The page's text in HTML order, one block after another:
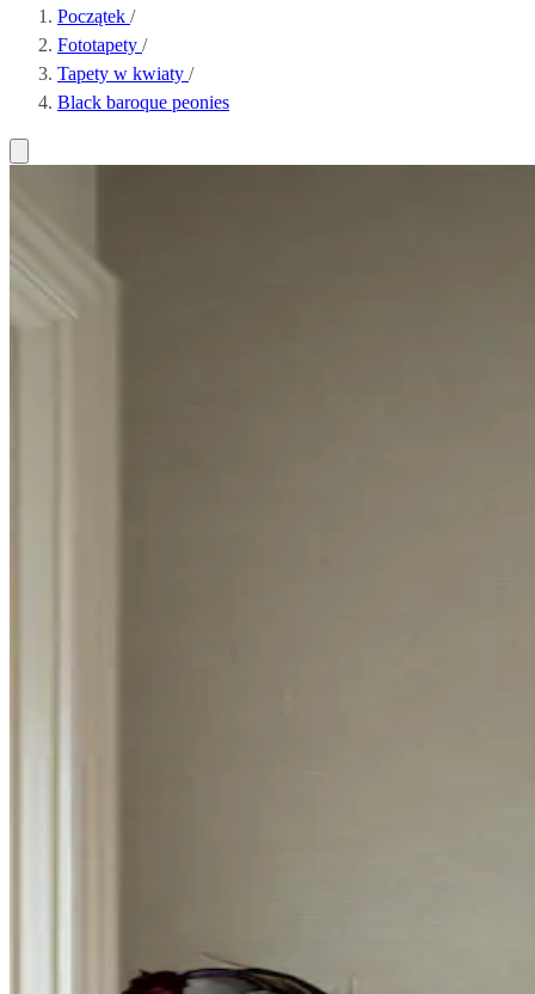
Początek /
Fototapety /
Tapety w kwiaty /
Black baroque peonies